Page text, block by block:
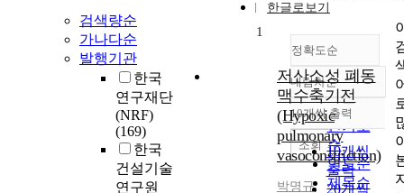
검색량순
가나다순
발행기관
한국
연구재단
(NRF)
(169)
한국
건설기술
연구원
한글로보기
정확도순
정확도
순
인기도
순
연도순
제목순
내림차순
내림차순
10개씩 출력
10개씩
출력
20개씩
조회
1
저산소성 폐동
맥수축기전
(Hypoxic
pulmonary
vasoconstriction)
박명규